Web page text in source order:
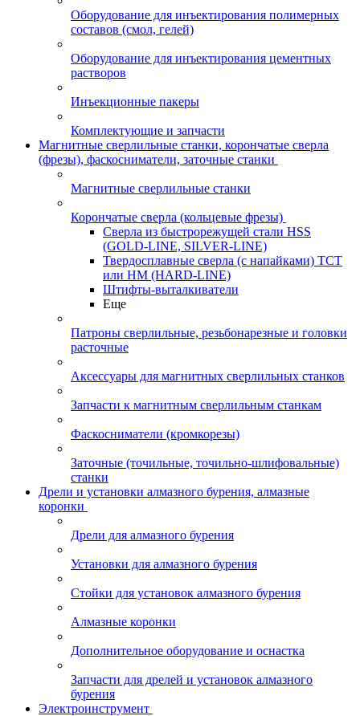
Оборудование для инъектирования полимерных
составов (смол, гелей)
Оборудование для инъектирования цементных
растворов
Инъекционные пакеры
Комплектующие и запчасти
Магнитные сверлильные станки, корончатые сверла
(фрезы), фаскосниматели, заточные станки
Магнитные сверлильные станки
Корончатые сверла (кольцевые фрезы)
Сверла из быстрорежущей стали HSS
(GOLD-LINE, SILVER-LINE)
Твердосплавные сверла (с напайками) ТСТ
или HM (HARD-LINE)
Штифты-выталкиватели
Еще
Патроны сверлильные, резьбонарезные и головки
расточные
Аксессуары для магнитных сверлильных станков
Запчасти к магнитным сверлильным станкам
Фаскосниматели (кромкорезы)
Заточные (точильные, точильно-шлифовальные)
станки
Дрели и установки алмазного бурения, алмазные
коронки
Дрели для алмазного бурения
Установки для алмазного бурения
Стойки для установок алмазного бурения
Алмазные коронки
Дополнительное оборудование и оснастка
Запчасти для дрелей и установок алмазного
бурения
Электроинструмент